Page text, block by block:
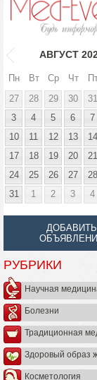
АВГУСТ
Пн Вт Ср Чт
27
28 29 30 31
3
4 5 6 7
10
11 12 13 14
17
18 19 20 21
24
25 26 27 28
31
1 2 3 4
ДОБАВИТЬ
РУБРИКИ
Научная
Болезни
Традиционная
Здоровый образ
Косметология